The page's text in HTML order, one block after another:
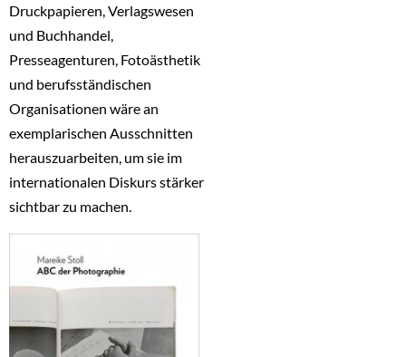
Druckpapieren, Verlagswesen
und Buchhandel,
Presseagenturen, Fotoästhetik
und berufsständischen
Organisationen wäre an
exemplarischen Ausschnitten
herauszuarbeiten, um sie im
internationalen Diskurs stärker
sichtbar zu machen.